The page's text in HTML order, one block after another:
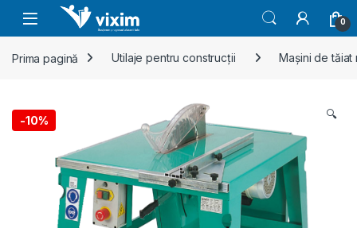
Skip to navigation
Skip to content
0
Prima pagină Utilaje pentru construcții Mașini de
-10% 🔍